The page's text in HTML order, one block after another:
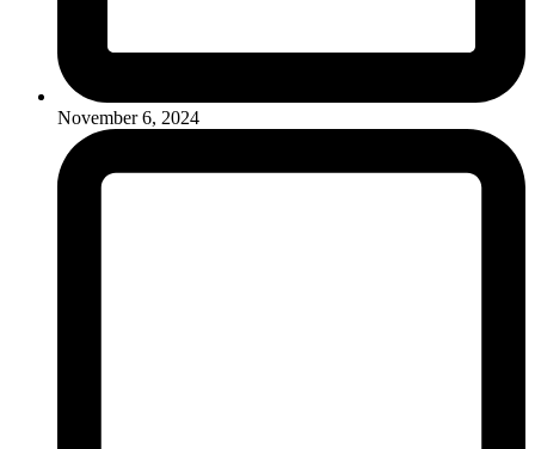
November 6, 2024